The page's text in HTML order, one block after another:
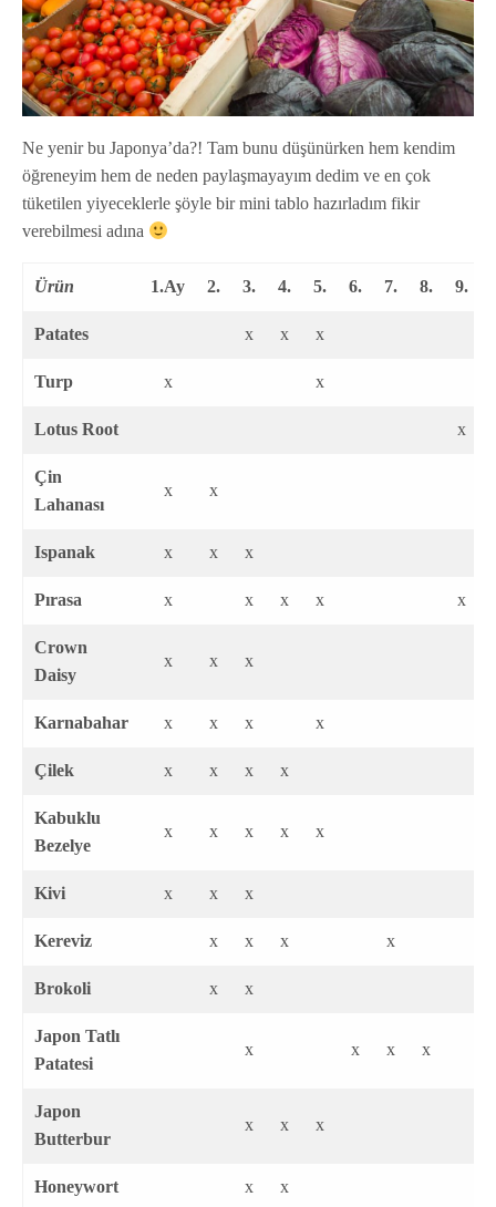
Ne yenir bu Japonya’da?! Tam bunu düşünürken hem kendim
öğreneyim hem de neden paylaşmayayım dedim ve en çok
tüketilen yiyeceklerle şöyle bir mini tablo hazırladım fikir
verebilmesi adına
Ürün 1.Ay 2. 3. 4. 5. 6. 7. 8. 9.
Patates x x x
Turp x x
Lotus Root x
Çin
Lahanası
x x
Ispanak x x x
Pırasa x x x x x
Crown
Daisy
x x x
Karnabahar x x x x
Çilek x x x x
Kabuklu
Bezelye
x x x x x
Kivi x x x
Kereviz x x x x
Brokoli x x
Japon Tatlı
Patatesi
x x x x
Japon
Butterbur
x x x
Honeywort x x